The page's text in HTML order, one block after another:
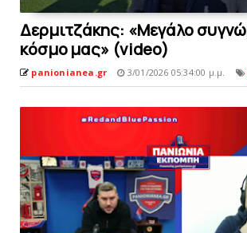
Δερμιτζάκης: «Μεγάλο
κόσμο μας» (video)
panionianea.gr 3/01/2026 05:34:00 μ.μ.